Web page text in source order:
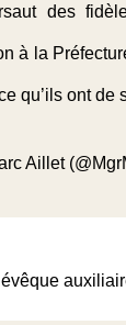
des
à la
qu’ils ont de
Aillet